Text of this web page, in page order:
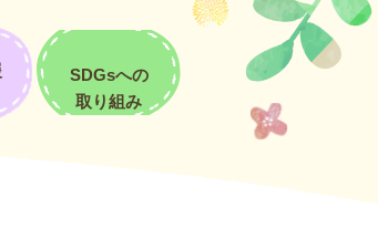
SDGsへの
取り組み